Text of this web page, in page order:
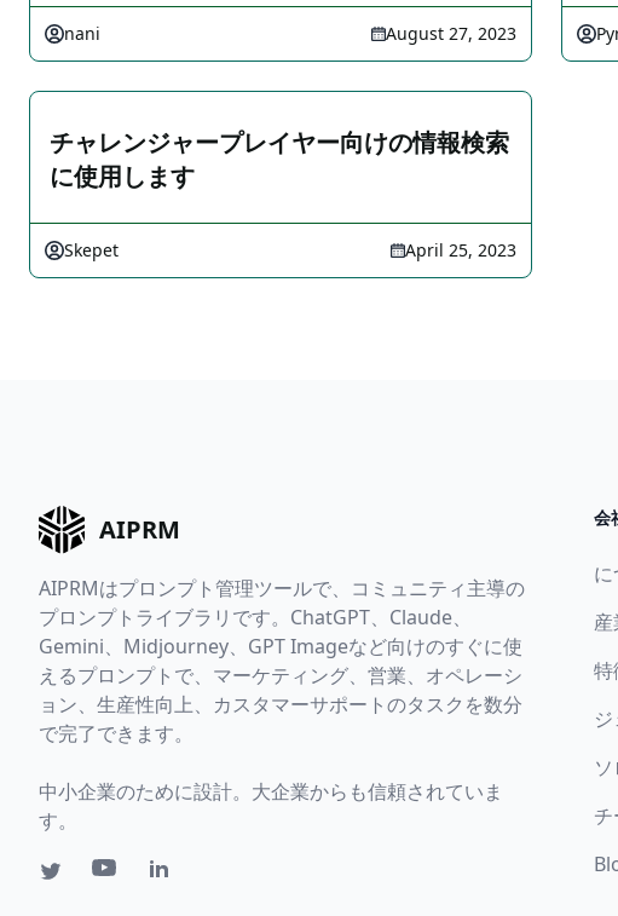
nani August 27, 2023
チャレンジャープレイヤー向けの情報検索
に使用します
Skepet April 25, 2023
AIPRM
AIPRMはプロンプト管理ツールで、コミュニティ主導の
プロンプトライブラリです。ChatGPT、Claude、
Gemini、Midjourney、GPT Imageなど向けのすぐに使
えるプロンプトで、マーケティング、営業、オペレーシ
ョン、生産性向上、カスタマーサポートのタスクを数分
で完了できます。
中小企業のために設計。大企業からも信頼されていま
す。
会
特